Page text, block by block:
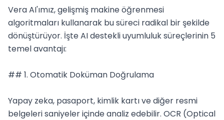
Vera AI'ımız, gelişmiş makine öğrenmesi
algoritmaları kullanarak bu süreci radikal bir şekilde
dönüştürüyor. İşte AI destekli uyumluluk süreçlerinin 5
temel avantajı:
## 1. Otomatik Doküman Doğrulama
Yapay zeka, pasaport, kimlik kartı ve diğer resmi
belgeleri saniyeler içinde analiz edebilir. OCR (Optical